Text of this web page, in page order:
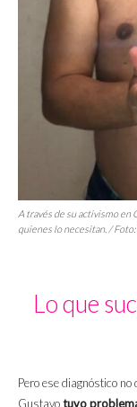
A través de su activismo en
quienes lo necesitan. /
Lo que
Pero ese diagnóstico
Gustavotuvo